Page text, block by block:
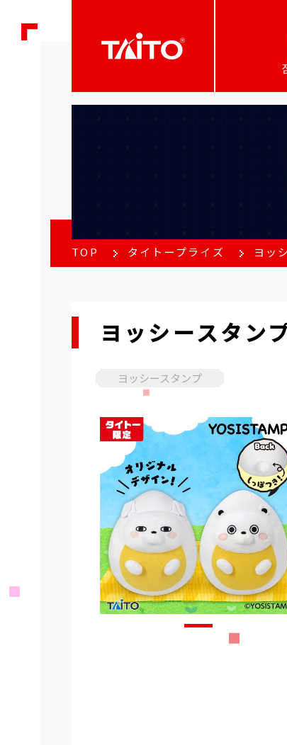
TOP タイトープライズ ヨッ
ヨッシースタン
ヨッシースタンプ